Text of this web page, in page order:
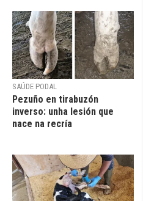
SAÚDE PODAL
Pezuño en tirabuzón
inverso: unha lesión que
nace na recría